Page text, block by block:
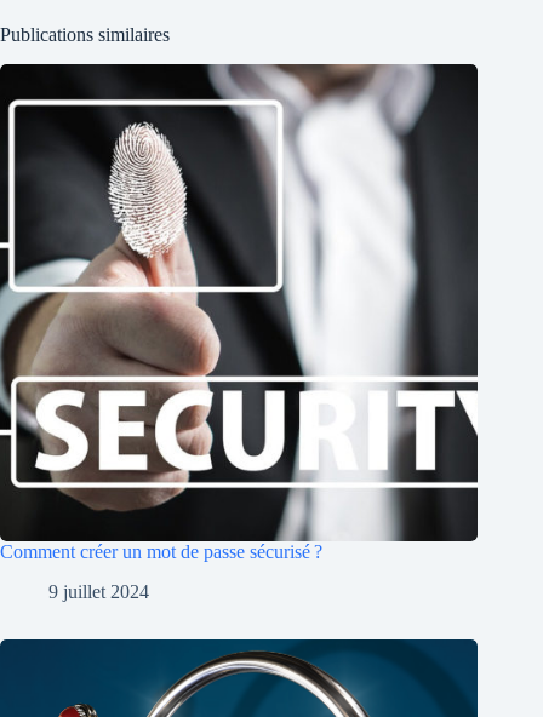
Publications similaires
Comment créer un mot de passe sécurisé ?
9 juillet 2024